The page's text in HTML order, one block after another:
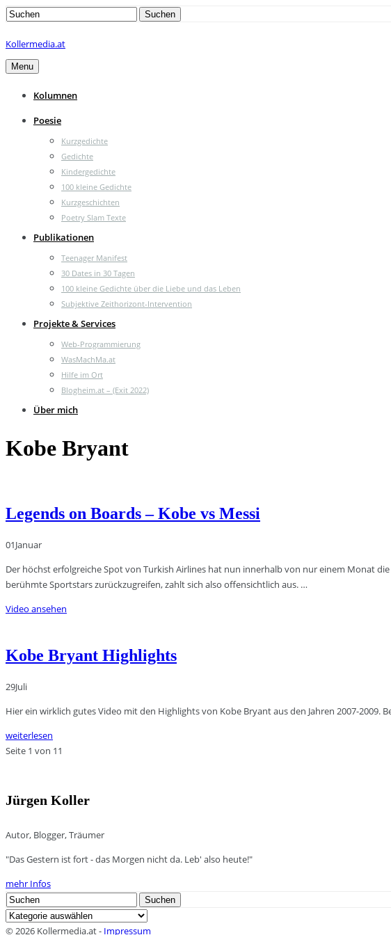
Search
Suchen
Kollermedia.at
Menu
Kolumnen
Poesie
Kurzgedichte
Gedichte
Kindergedichte
100 kleine Gedichte
Kurzgeschichten
Poetry Slam Texte
Publikationen
Teenager Manifest
30 Dates in 30 Tagen
100 kleine Gedichte über die Liebe und das Leben
Subjektive Zeithorizont-Intervention
Projekte & Services
Web-Programmierung
WasMachMa.at
Hilfe im Ort
Blogheim.at – (Exit 2022)
Über mich
Kobe Bryant
Legends on Boards – Kobe vs Messi
01Januar
Der höchst erfolgreiche Spot von Turkish Airlines hat nun innerhalb von nur einem Monat
berühmte Sportstars zurückzugreifen, zahlt sich also offensichtlich aus. …
Video ansehen
Kobe Bryant Highlights
29Juli
Hier ein wirklich gutes Video mit den Highlights von Kobe Bryant aus den Jahren 2007-2009.
weiterlesen
Seite 1 von 11
Jürgen Koller
Autor, Blogger, Träumer
"Das Gestern ist fort - das Morgen nicht da. Leb' also heute!"
mehr Infos
Search
for:
Suchen
Kategorien
© 2026 Kollermedia.at - Impressum